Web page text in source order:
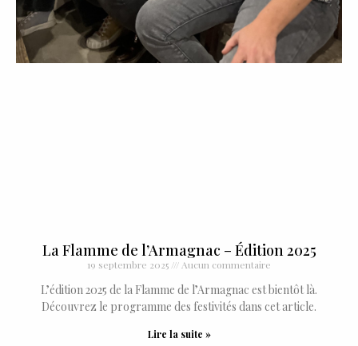
La Flamme de l’Armagnac – Édition 2025
19 septembre 2025 Aucun commentaire
L’édition 2025 de la Flamme de l’Armagnac est bientôt là.
Découvrez le programme des festivités dans cet article.
Lire la suite »